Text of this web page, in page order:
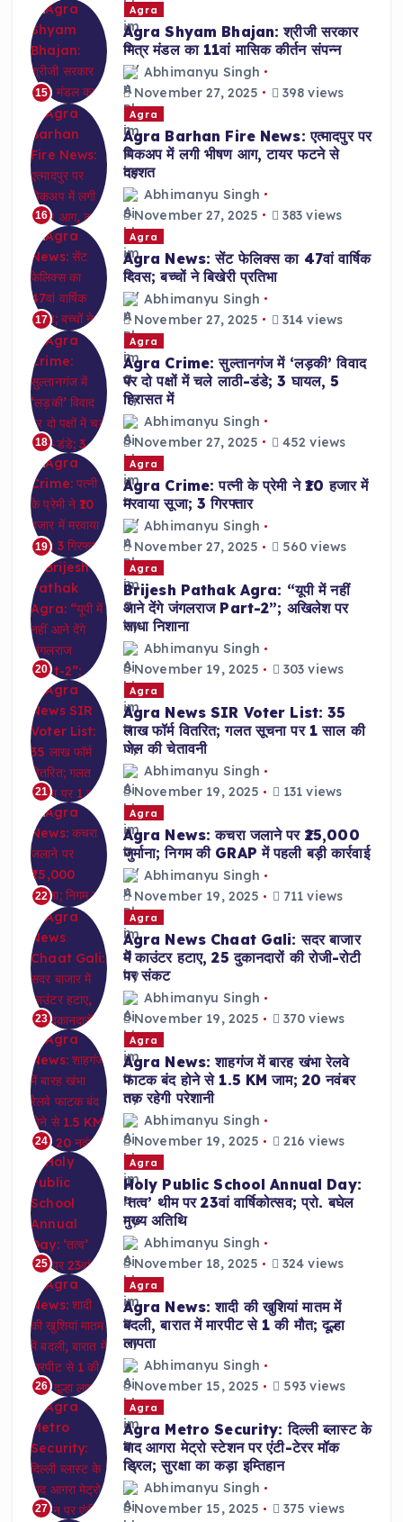
15
Agra
Agra Shyam Bhajan: श्रीजी सरकार
मित्र मंडल का 11वां मासिक कीर्तन संपन्न
Abhimanyu Singh
November 27, 2025
398 views
16
Agra
Agra Barhan Fire News: एत्मादपुर पर
पिकअप में लगी भीषण आग, टायर फटने से
दहशत
Abhimanyu Singh
November 27, 2025
383 views
17
Agra
Agra News: सेंट फेलिक्स का 47वां वार्षिक
दिवस; बच्चों ने बिखेरी प्रतिभा
Abhimanyu Singh
November 27, 2025
314 views
18
Agra
Agra Crime: सुल्तानगंज में ‘लड़की’ विवाद
पर दो पक्षों में चले लाठी-डंडे; 3 घायल, 5
हिरासत में
Abhimanyu Singh
November 27, 2025
452 views
19
Agra
Agra Crime: पत्नी के प्रेमी ने ₹10 हजार में
मरवाया सूजा; 3 गिरफ्तार
Abhimanyu Singh
November 27, 2025
560 views
20
Agra
Brijesh Pathak Agra: “यूपी में नहीं
आने देंगे जंगलराज Part-2”; अखिलेश पर
साधा निशाना
Abhimanyu Singh
November 19, 2025
303 views
21
Agra
Agra News SIR Voter List: 35
लाख फॉर्म वितरित; गलत सूचना पर 1 साल की
जेल की चेतावनी
Abhimanyu Singh
November 19, 2025
131 views
22
Agra
Agra News: कचरा जलाने पर ₹25,000
जुर्माना; निगम की GRAP में पहली बड़ी कार्रवाई
Abhimanyu Singh
November 19, 2025
711 views
23
Agra
Agra News Chaat Gali: सदर बाजार
में काउंटर हटाए, 25 दुकानदारों की रोजी-रोटी
पर संकट
Abhimanyu Singh
November 19, 2025
370 views
24
Agra
Agra News: शाहगंज में बारह खंभा रेलवे
फाटक बंद होने से 1.5 KM जाम; 20 नवंबर
तक रहेगी परेशानी
Abhimanyu Singh
November 19, 2025
216 views
25
Agra
Holy Public School Annual Day:
‘तत्व’ थीम पर 23वां वार्षिकोत्सव; प्रो. बघेल
मुख्य अतिथि
Abhimanyu Singh
November 18, 2025
324 views
26
Agra
Agra News: शादी की खुशियां मातम में
बदली, बारात में मारपीट से 1 की मौत; दूल्हा
लापता
Abhimanyu Singh
November 15, 2025
593 views
27
Agra
Agra Metro Security: दिल्ली ब्लास्ट के
बाद आगरा मेट्रो स्टेशन पर एंटी-टेरर मॉक
ड्रिल; सुरक्षा का कड़ा इम्तिहान
Abhimanyu Singh
November 15, 2025
375 views